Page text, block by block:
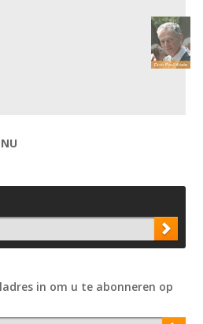
in om u te abonneren op